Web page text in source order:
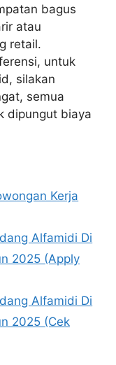
bagus
atau
retail.
untuk
silakan
semua
dipungut biaya
Kerja
Alfamidi Di
2025 (Apply
Alfamidi Di
2025 (Cek